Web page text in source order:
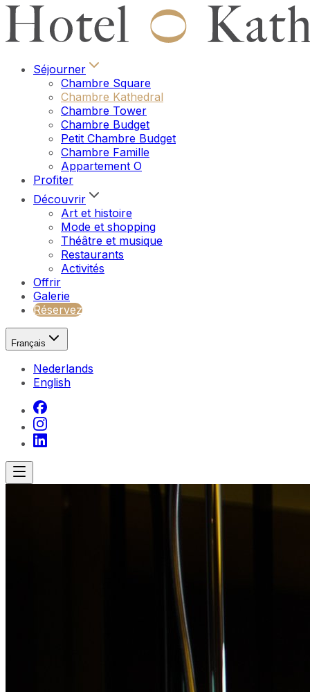
Séjourner
Chambre Square
Chambre Kathedral
Chambre Tower
Chambre Budget
Petit Chambre Budget
Chambre Famille
Appartement O
Profiter
Découvrir
Art et histoire
Mode et shopping
Théâtre et musique
Restaurants
Activités
Offrir
Galerie
Réservez
Français
Nederlands
English